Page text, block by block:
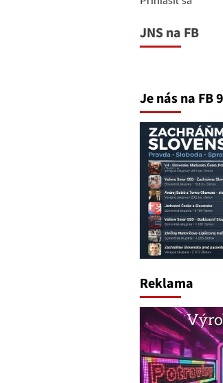
JNS na FB
Je nás na FB
Reklama